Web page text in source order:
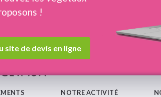
Devis
NOTRE ACTIVITÉ
!
site de devis en ligne